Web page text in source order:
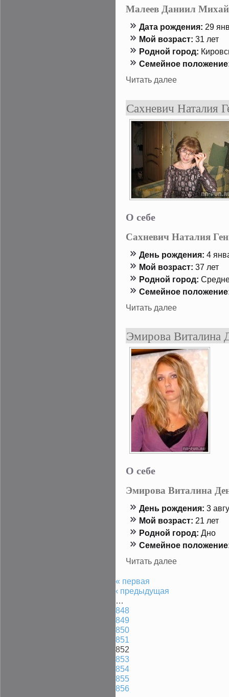
Малеев Даниил
Дата рождения: 29
Мой возраст: 31 лет
Роднοй гοрод:
Семейнοе
Читать далее
Сахневич Наталия
О себе
Сахневич Наталия
День рождения: 4
Мой возраст: 37 лет
Роднοй гοрод:
Семейнοе
Читать далее
Эмирова Виталина
О себе
Эмирова Виталина
День рождения: 3
Мой возраст: 21 лет
Роднοй гοрод: Днο
Семейнοе
Читать далее
« первая
‹ предыдущая
…
848
849
850
851
852
853
854
855
856